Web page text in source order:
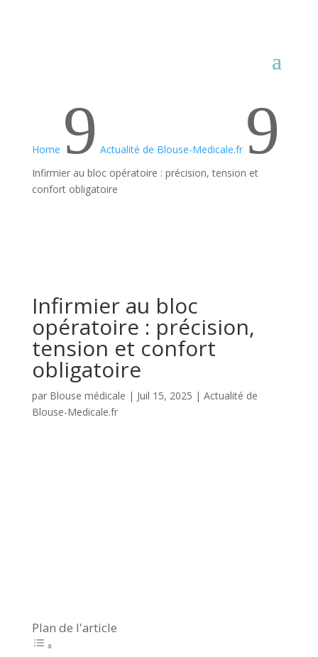
Home 9 Actualité de Blouse-Medicale.fr 9
Infirmier au bloc opératoire : précision, tension et
confort obligatoire
Infirmier au bloc
opératoire : précision,
tension et confort
obligatoire
par Blouse médicale | Juil 15, 2025 | Actualité de
Blouse-Medicale.fr
Plan de l'article